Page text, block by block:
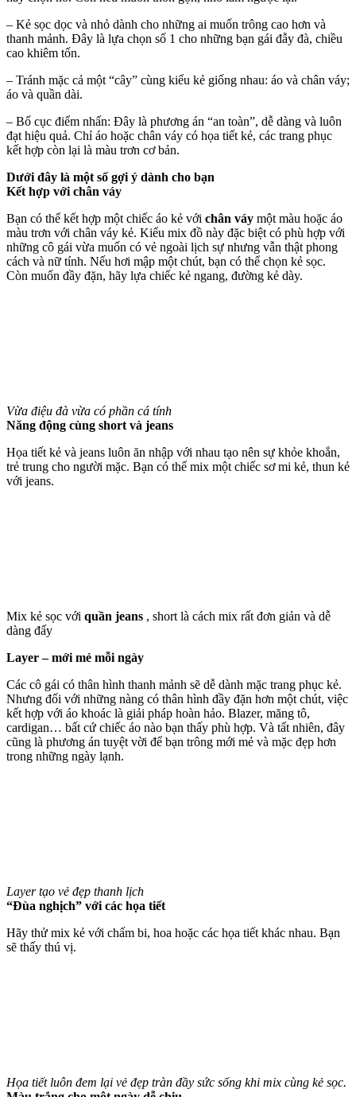
– Kẻ sọc dọc và nhỏ dành cho những ai muốn trông cao hơn và
thanh mảnh. Đây là lựa chọn số 1 cho những bạn gái đẫy đà, chiều
cao khiêm tốn.
– Tránh mặc cả một “cây” cùng kiểu kẻ giống nhau: áo và chân váy;
áo và quần dài.
– Bố cục điểm nhấn: Đây là phương án “an toàn”, dễ dàng và luôn
đạt hiệu quả. Chỉ áo hoặc chân váy có họa tiết kẻ, các trang phục
kết hợp còn lại là màu trơn cơ bản.
Dưới đây là một số gợi ý dành cho bạn
Kết hợp với chân váy
Bạn có thể kết hợp một chiếc áo kẻ với chân váy một màu hoặc áo
màu trơn với chân váy kẻ. Kiểu mix đồ này đặc biệt có phù hợp với
những cô gái vừa muốn có vẻ ngoài lịch sự nhưng vẫn thật phong
cách và nữ tính. Nếu hơi mập một chút, bạn có thể chọn kẻ sọc.
Còn muốn đầy đặn, hãy lựa chiếc kẻ ngang, đường kẻ dày.
Vừa điệu đà vừa có phần cá tính
Năng động cùng short và jeans
Họa tiết kẻ và jeans luôn ăn nhập với nhau tạo nên sự khỏe khoắn,
trẻ trung cho người mặc. Bạn có thể mix một chiếc sơ mi kẻ, thun kẻ
với jeans.
Mix kẻ sọc với quần jeans , short là cách mix rất đơn giản và dễ
dàng đấy
Layer – mới mẻ mỗi ngày
Các cô gái có thân hình thanh mảnh sẽ dễ dành mặc trang phục kẻ.
Nhưng đối với những nàng có thân hình đầy đặn hơn một chút, việc
kết hợp với áo khoác là giải pháp hoàn hảo. Blazer, măng tô,
cardigan… bất cứ chiếc áo nào bạn thấy phù hợp. Và tất nhiên, đây
cũng là phương án tuyệt vời để bạn trông mới mẻ và mặc đẹp hơn
trong những ngày lạnh.
Layer tạo vẻ đẹp thanh lịch
“Đùa nghịch” với các họa tiết
Hãy thử mix kẻ với chấm bi, hoa hoặc các họa tiết khác nhau. Bạn
sẽ thấy thú vị.
Họa tiết luôn đem lại vẻ đẹp tràn đầy sức sống khi mix cùng kẻ sọc.